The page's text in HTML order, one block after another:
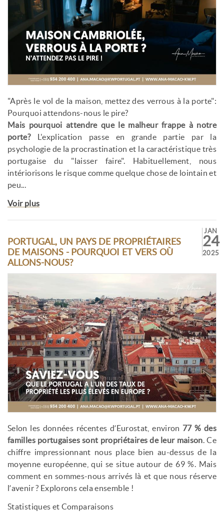
"Après le vol de la maison, mettez des verrous à la porte":
Pourquoi attendons-nous le pire?
Mais pourquoi attendre que le malheur frappe à notre
porte?
L'explication passe en grande partie par la
psychologie de la procrastination et la caractéristique très
portugaise du "laisser faire". Habituellement, nous
intériorisons le risque comme quelque chose de lointain et
peu...
Voir plus
PORTUGAL, UN PAYS DE PROPRIÉTAIRES
DE MAISONS - POURQUOI ET VERS OÙ
ALLONS-NOUS?
JAN
24
2025
Selon les données récentes d’Eurostat, environ 77 % des
familles portugaises sont propriétaires de leur maison. Ce
chiffre impressionnant nous place bien au-dessus de la
moyenne européenne, qui se situe autour de 69 %. Mais
comment en sommes-nous arrivés là et que nous réserve
l’avenir ? Explorons cela ensemble !
Statistiques et Comparaisons